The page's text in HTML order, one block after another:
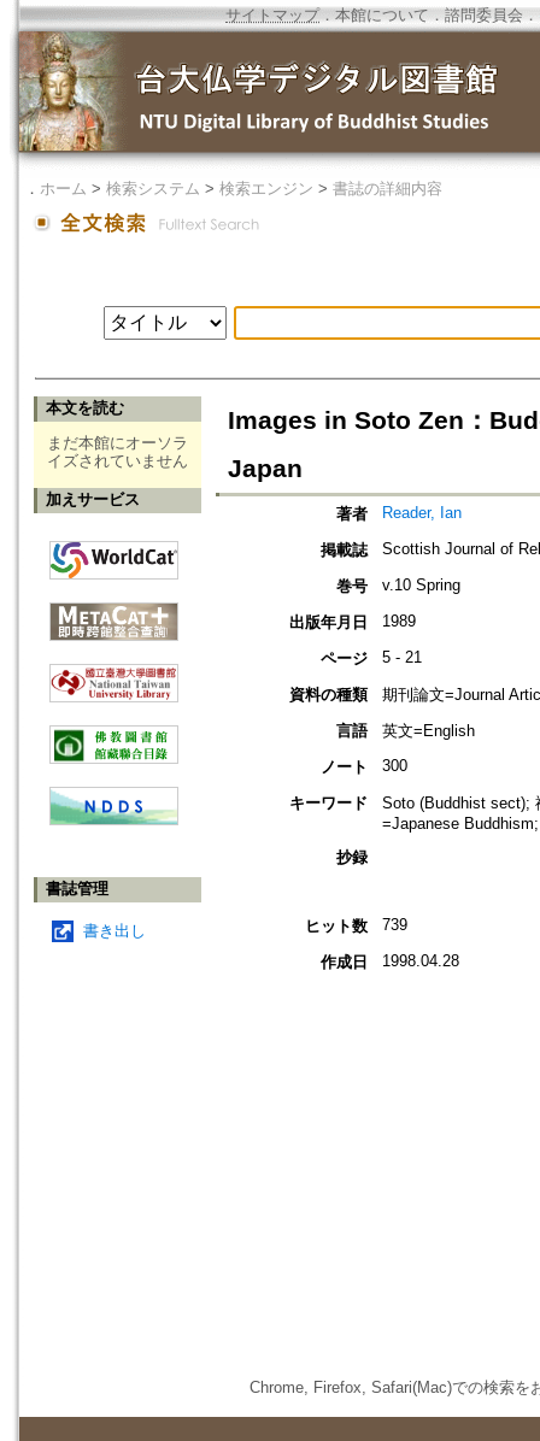
サイトマップ．本館について ． 諮問委員会 ．
． ホーム > 検索システム > 検索エンジン > 書誌の詳細内容
本文を読む
まだ本館にオーソラ
イズされていません
加えサービス
書誌管理
書き出し
Images in Soto Zen：
Japan
著者 Reader, Ian
掲載誌 Scottish Journal of
巻号 v.10 Spring
出版年月日 1989
ページ 5 - 21
資料の種類
期刊論文=Journal
言語
英文=English
ノート
300
キーワード
Soto (Buddhist sect);
=Japanese Buddhism;
抄録
ヒット数 739
作成日 1998.04.28
Chrome, Firefox, Safari(Mac)での検索を